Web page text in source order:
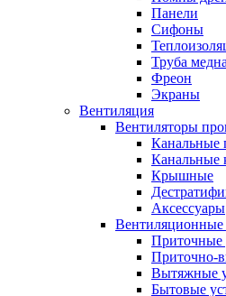
Панели
Сифоны
Труба
Фреон
Экраны
Вентиляция
Вентиляторы
Канальные
Канальные
Крышные
Аксессуары
Вентиляционные
Приточные
Приточно-
Вытяжные
Бытовые